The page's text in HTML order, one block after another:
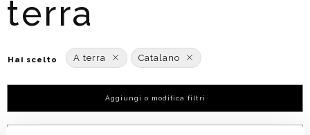
terra
Hai scelto A terra Catalano
Aggiungi o modifica filtri